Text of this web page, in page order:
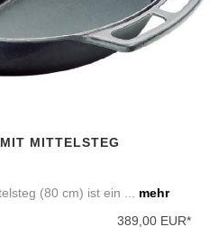
MITTELSTEG
(80 cm) ist ein ... mehr
389,00 EUR*